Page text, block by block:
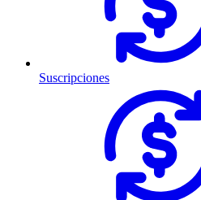
Suscripciones